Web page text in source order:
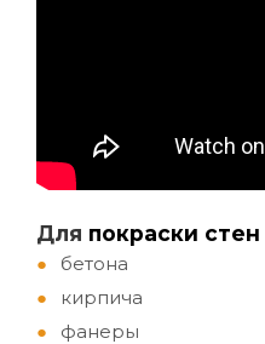
Для покраски стен
бетона
кирпича
фанеры